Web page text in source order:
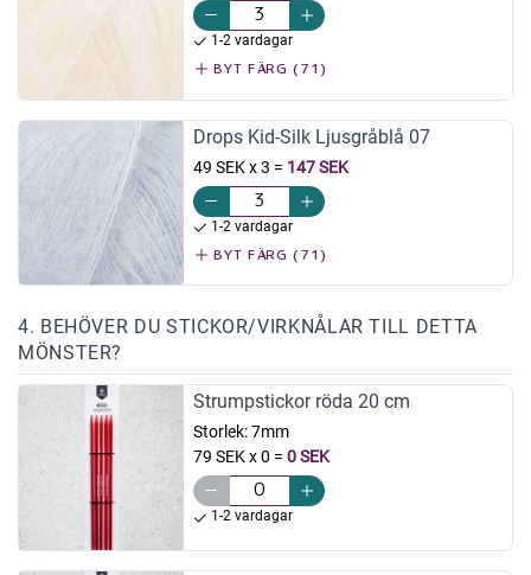
1-2 vardagar
BYT FÄRG (71)
Drops Kid-Silk Ljusgråblå 07
49 SEK x 3 = 147 SEK
1-2 vardagar
BYT FÄRG (71)
4. BEHÖVER DU STICKOR/VIRKNÅLAR TILL DETTA
MÖNSTER?
Strumpstickor röda 20 cm
Storlek:7mm
79 SEK x 0 = 0 SEK
1-2 vardagar